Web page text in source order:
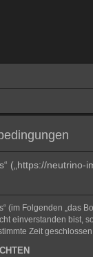
(„https://
(im Folgenden „das
einverstanden bist,
Zeit